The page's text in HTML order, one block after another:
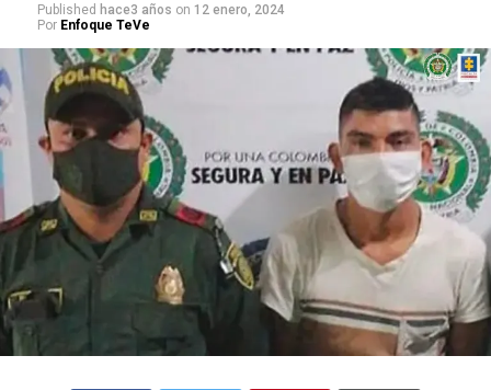
Published hace3 años on 12 enero, 2024
Por Enfoque TeVe